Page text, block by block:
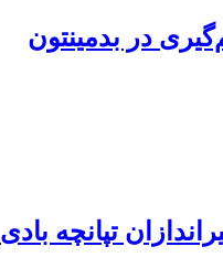
در بدمینتون
تپانچه بادی